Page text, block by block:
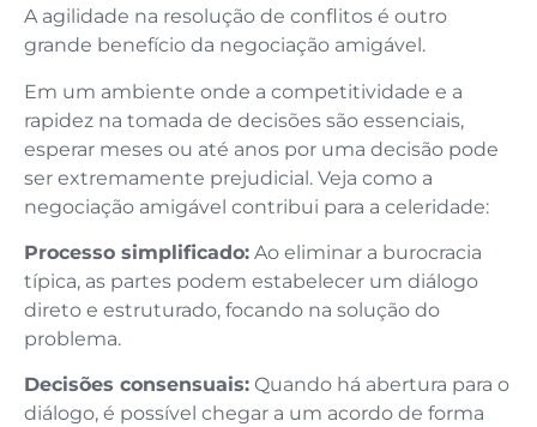
A agilidade na resolução de conflitos é outro
grande benefício da negociação amigável.
Em um ambiente onde a competitividade e a
rapidez na tomada de decisões são essenciais,
esperar meses ou até anos por uma decisão pode
ser extremamente prejudicial. Veja como a
negociação amigável contribui para a celeridade:
Processo simplificado: Ao eliminar a burocracia
típica, as partes podem estabelecer um diálogo
direto e estruturado, focando na solução do
problema.
Decisões consensuais: Quando há abertura para o
diálogo, é possível chegar a um acordo de forma